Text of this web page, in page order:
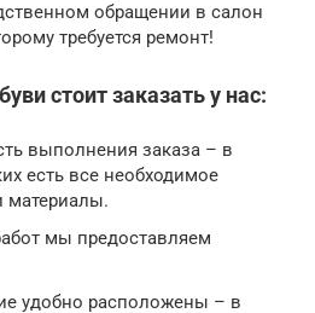
обращении в салон
требуется ремонт!
стоит заказать у нас:
выполнения заказа – в
есть все необходимое
материалы.
мы предоставляем
удобно расположены – в